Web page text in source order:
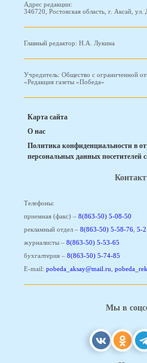
Адрес редакции:
346720, Ростовская область, г. Аксай,
Главный редактор: Н.А. Лукина
Учредитель: Общество с ограниченной
«Редакция газеты «Победа»
Карта сайта
О нас
Политика конфиденциальности в
персональных данных посетителей
Телефоны:
приемная (факс) – 8(863-50) 5-08-50
рекламный отдел – 8(863-50) 5-58-76 5-
журналисты – 8(863-50) 5-53-65
бухгалтерия – 8(863-50) 5-74-85
E-mail: pobeda_aksay@mail.ru
Мы в